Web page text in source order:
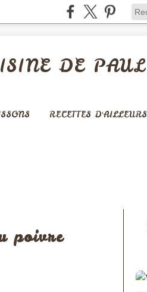
DE
RECETTES D'AILLEURS
poivre